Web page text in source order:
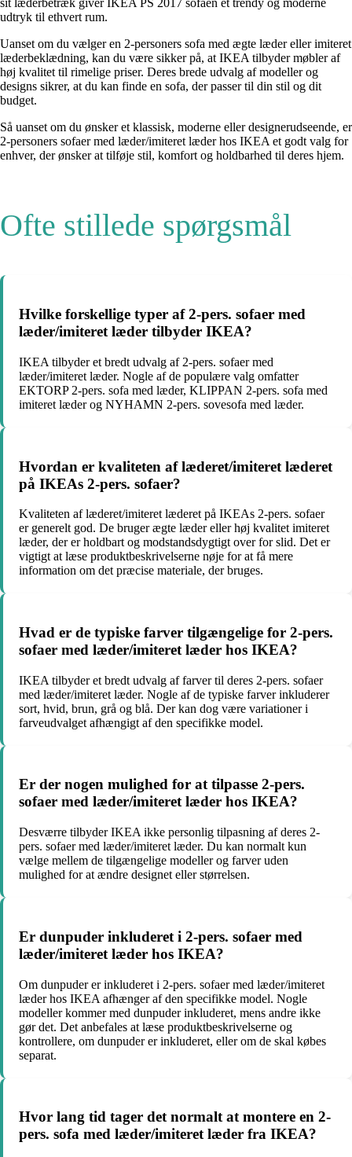
sit læderbetræk giver IKEA PS 2017 sofaen et trendy og moderne
udtryk til ethvert rum.
Uanset om du vælger en 2-personers sofa med ægte læder eller imiteret
læderbeklædning, kan du være sikker på, at IKEA tilbyder møbler af
høj kvalitet til rimelige priser. Deres brede udvalg af modeller og
designs sikrer, at du kan finde en sofa, der passer til din stil og dit
budget.
Så uanset om du ønsker et klassisk, moderne eller designerudseende, er
2-personers sofaer med læder/imiteret læder hos IKEA et godt valg for
enhver, der ønsker at tilføje stil, komfort og holdbarhed til deres hjem.
Ofte stillede spørgsmål
Hvilke forskellige typer af 2-pers. sofaer med
læder/imiteret læder tilbyder IKEA?
IKEA tilbyder et bredt udvalg af 2-pers. sofaer med
læder/imiteret læder. Nogle af de populære valg omfatter
EKTORP 2-pers. sofa med læder, KLIPPAN 2-pers. sofa med
imiteret læder og NYHAMN 2-pers. sovesofa med læder.
Hvordan er kvaliteten af læderet/imiteret læderet
på IKEAs 2-pers. sofaer?
Kvaliteten af læderet/imiteret læderet på IKEAs 2-pers. sofaer
er generelt god. De bruger ægte læder eller høj kvalitet imiteret
læder, der er holdbart og modstandsdygtigt over for slid. Det er
vigtigt at læse produktbeskrivelserne nøje for at få mere
information om det præcise materiale, der bruges.
Hvad er de typiske farver tilgængelige for 2-pers.
sofaer med læder/imiteret læder hos IKEA?
IKEA tilbyder et bredt udvalg af farver til deres 2-pers. sofaer
med læder/imiteret læder. Nogle af de typiske farver inkluderer
sort, hvid, brun, grå og blå. Der kan dog være variationer i
farveudvalget afhængigt af den specifikke model.
Er der nogen mulighed for at tilpasse 2-pers.
sofaer med læder/imiteret læder hos IKEA?
Desværre tilbyder IKEA ikke personlig tilpasning af deres 2-
pers. sofaer med læder/imiteret læder. Du kan normalt kun
vælge mellem de tilgængelige modeller og farver uden
mulighed for at ændre designet eller størrelsen.
Er dunpuder inkluderet i 2-pers. sofaer med
læder/imiteret læder hos IKEA?
Om dunpuder er inkluderet i 2-pers. sofaer med læder/imiteret
læder hos IKEA afhænger af den specifikke model. Nogle
modeller kommer med dunpuder inkluderet, mens andre ikke
gør det. Det anbefales at læse produktbeskrivelserne og
kontrollere, om dunpuder er inkluderet, eller om de skal købes
separat.
Hvor lang tid tager det normalt at montere en 2-
pers. sofa med læder/imiteret læder fra IKEA?